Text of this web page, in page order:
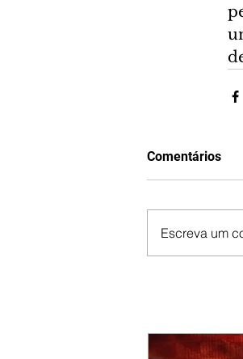
Comentários
Escreva um